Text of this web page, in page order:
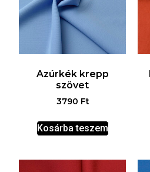
Azúrkék krepp
szövet
3790 Ft
Kosárba teszem